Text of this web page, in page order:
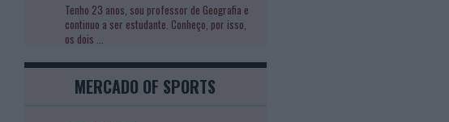
Tenho 23 anos, sou professor de Geografia e
continuo a ser estudante. Conheço, por isso,
os dois ...
MERCADO OF SPORTS